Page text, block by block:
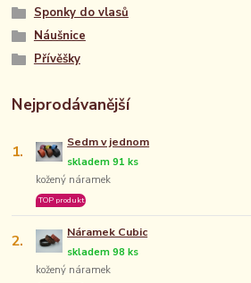
Sponky do vlasů
Náušnice
Přívěšky
Nejprodávanější
1. Sedm v jednom
kožený náramek
skladem 91 ks
TOP produkt
2. Náramek Cubic
kožený náramek
skladem 98 ks